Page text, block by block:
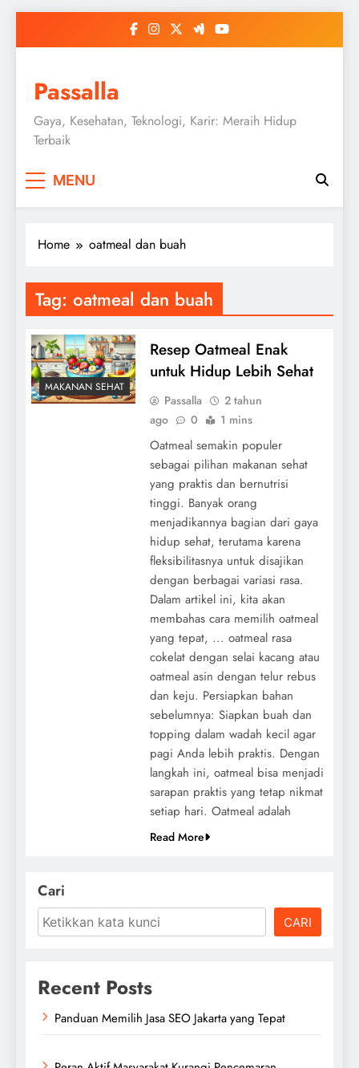
Passalla
Gaya, Kesehatan, Teknologi, Karir: Meraih Hidup
Terbaik
MENU
Home oatmeal dan buah
Tag: oatmeal dan buah
MAKANAN SEHAT
Resep Oatmeal Enak
untuk Hidup Lebih Sehat
Passalla
2 tahun
ago
0 1 mins
Oatmeal semakin populer
sebagai pilihan makanan sehat
yang praktis dan bernutrisi
tinggi. Banyak orang
menjadikannya bagian dari gaya
hidup sehat, terutama karena
fleksibilitasnya untuk disajikan
dengan berbagai variasi rasa.
Dalam artikel ini, kita akan
membahas cara memilih oatmeal
yang tepat, ... oatmeal rasa
cokelat dengan selai kacang atau
oatmeal asin dengan telur rebus
dan keju. Persiapkan bahan
sebelumnya: Siapkan buah dan
topping dalam wadah kecil agar
pagi Anda lebih praktis. Dengan
langkah ini, oatmeal bisa menjadi
sarapan praktis yang tetap nikmat
setiap hari. Oatmeal adalah
Read More
Cari
CARI
Recent Posts
Panduan Memilih Jasa SEO Jakarta yang Tepat